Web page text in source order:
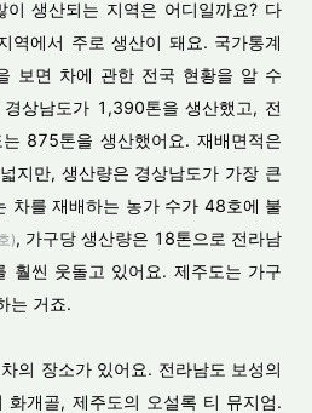
이 생산되는 지역은 어디일까요? 다
역에서 주로 생산이 돼요. 국가통계
보면 차에 관한 전국 현황을 알 수
상남도가 1,390톤을 생산했고, 전
875톤을 생산했어요. 재배면적은
지만, 생산량은 경상남도가 가장 큰
차를 재배하는 농가 수가 48호에 불
), 가구당 생산량은 18톤으로 전라남
훨씬 웃돌고 있어요. 제주도는 가구
는 거죠.
의 장소가 있어요. 전라남도 보성의
화개골, 제주도의 오설록 티 뮤지엄.